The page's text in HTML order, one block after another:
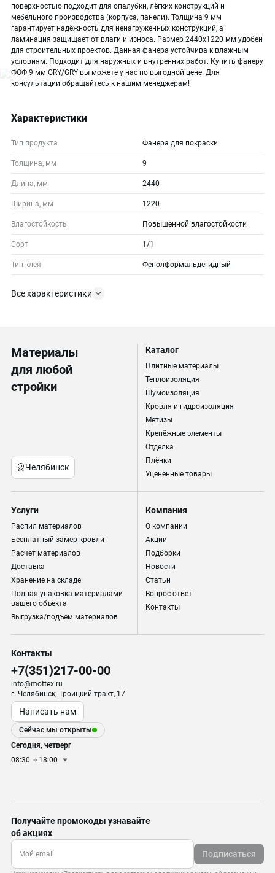
поверхностью подходит для опалубки, лёгких конструкций и
мебельного производства (корпуса, панели). Толщина 9 мм
гарантирует надёжность для ненагруженных конструкций, а
ламинация защищает от влаги и износа. Размер 2440х1220 мм удобен
для строительных проектов. Данная фанера устойчива к влажным
условиям. Подходит для наружных и внутренних работ. Купить фанеру
ФОФ 9 мм GRY/GRY вы можете у нас по выгодной цене. Для
консультации обращайтесь к нашим менеджерам!
Характеристики
Тип продукта Фанера для покраски
Толщина, мм 9
Длина, мм 2440
Ширина, мм 1220
Влагостойкость Повышенной влагостойкости
Сорт 1/1
Тип клея Фенолформальдегидный
Все характеристики
Материалы
для любой
стройки
Челябинск
Каталог
Плитные материалы
Теплоизоляция
Шумоизоляция
Кровля и гидроизоляция
Метизы
Крепёжные элементы
Отделка
Плёнки
Уценённые товары
Услуги
Распил материалов
Бесплатный замер кровли
Расчет материалов
Доставка
Хранение на складе
Полная упаковка материалами
вашего объекта
Выгрузка/подъем материалов
Компания
О компании
Акции
Подборки
Новости
Статьи
Вопрос-ответ
Контакты
Контакты
+7(351)217-00-00
info@mottex.ru
г. Челябинск; Троицкий тракт, 17
Написать нам
Сейчас мы открыты
Сегодня, четверг
08:30
18:00
Получайте промокоды узнавайте
об акциях
Подписаться